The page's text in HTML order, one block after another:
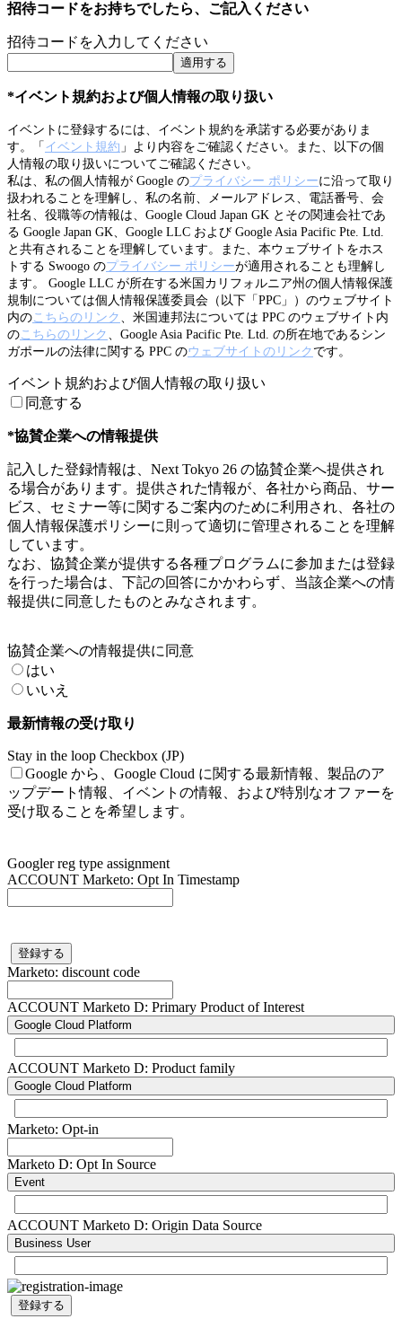
招待コードをお持ちでしたら、ご記入ください
招待コードを入力してください
適用する
*イベント規約および個人情報の取り扱い
イベントに登録するには、イベント規約を承諾する必要がありま
す。「 イベント規約 」より内容をご確認ください。また、以下の個
人情報の取り扱いについてご確認ください。
私は、私の個人情報が Google のプライバシー ポリシーに沿って取り
扱われることを理解し、私の名前、メールアドレス、電話番号、会
社名、役職等の情報は、Google Cloud Japan GK とその関連会社であ
る Google Japan GK、Google LLC および Google Asia Pacific Pte. Ltd.
と共有されることを理解しています。また、本ウェブサイトをホス
トする Swoogo のプライバシー ポリシーが適用されることも理解し
ます。 Google LLC が所在する米国カリフォルニア州の個人情報保護
規制については個人情報保護委員会（以下「PPC」）のウェブサイト
内のこちらのリンク 、米国連邦法については PPC のウェブサイト内
のこちらのリンク 、Google Asia Pacific Pte. Ltd. の所在地であるシン
ガポールの法律に関する PPC のウェブサイトのリンク です。
イベント規約および個人情報の取り扱い
同意する
*協賛企業への情報提供
記入した登録情報は、Next Tokyo 26 の協賛企業へ提供され
る場合があります。提供された情報が、各社から商品、サー
ビス、セミナー等に関するご案内のために利用され、各社の
個人情報保護ポリシーに則って適切に管理されることを理解
しています。
なお、協賛企業が提供する各種プログラムに参加または登録
を行った場合は、下記の回答にかかわらず、当該企業への情
報提供に同意したものとみなされます。
協賛企業への情報提供に同意
はい
いいえ
最新情報の受け取り
Stay in the loop Checkbox (JP)
Google から、Google Cloud に関する最新情報、製品のア
ップデート情報、イベントの情報、および特別なオファーを
受け取ることを希望します。
Googler reg type assignment
ACCOUNT Marketo: Opt In Timestamp
登録する
Marketo: discount code
ACCOUNT Marketo D: Primary Product of Interest
Google Cloud Platform
ACCOUNT Marketo D: Product family
Google Cloud Platform
Marketo: Opt-in
Marketo D: Opt In Source
Event
ACCOUNT Marketo D: Origin Data Source
Business User
登録する